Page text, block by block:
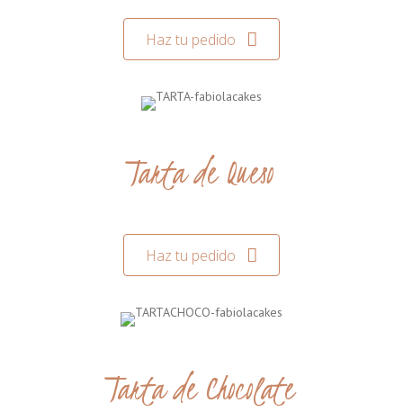
Haz tu pedido
Tarta de Queso
Haz tu pedido
Tarta de Chocolate